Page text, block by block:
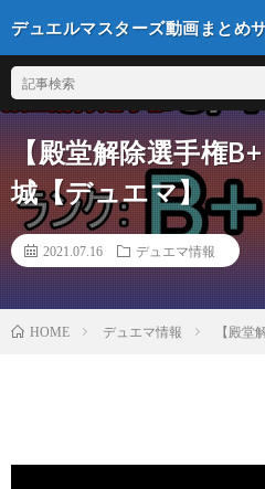
デュエルマスターズ動画まとめ
【殿堂解除選手権
城【デュエマ】
2021.07.16 デュエマ情報
HOME デュエマ情報 【殿